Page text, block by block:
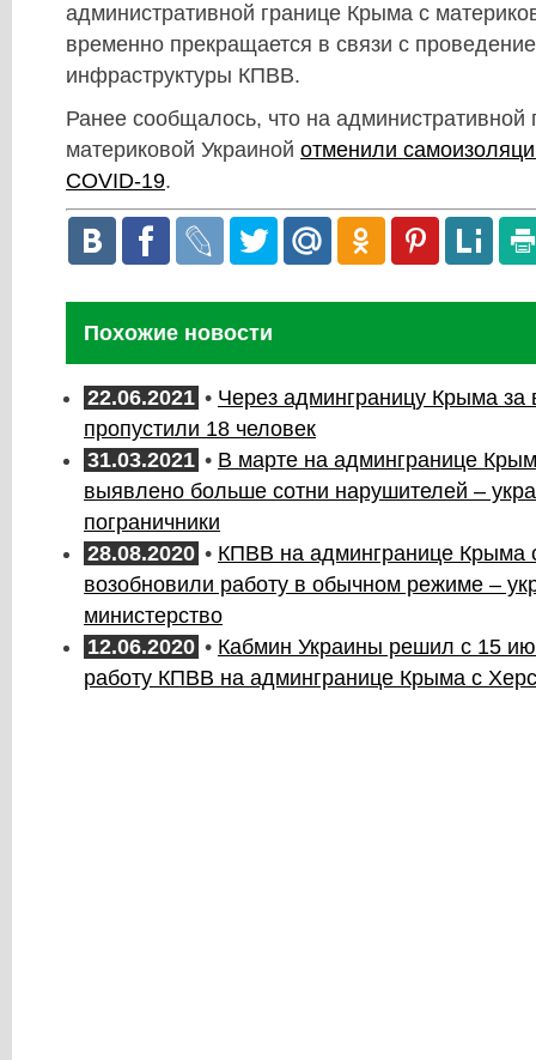
административной границе Крыма с
временно прекращается в связи с
инфраструктуры КПВВ.
Ранее сообщалось, что на административной
материковой Украиной отменили
COVID-19.
Похожие новости
22.06.2021 • Через админграницу Крыма
пропустили 18 человек
31.03.2021 • В марте на админгранице
выявлено больше сотни нарушителей –
пограничники
28.08.2020 • КПВВ на админгранице Крыма
возобновили работу в обычном режиме –
министерство
12.06.2020 • Кабмин Украины решил с 15
работу КПВВ на админгранице Крыма с